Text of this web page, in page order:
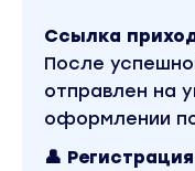
После
поддержать
выучите более
постоянно
Ссылка
После
отправлен на
оформлении
👤